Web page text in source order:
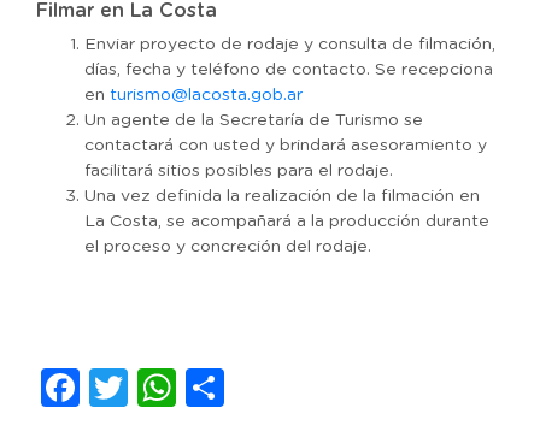
Filmar en La Costa
Enviar proyecto de rodaje y consulta de filmación,
días, fecha y teléfono de contacto. Se recepciona
en turismo@lacosta.gob.ar
Un agente de la Secretaría de Turismo se
contactará con usted y brindará asesoramiento y
facilitará sitios posibles para el rodaje.
Una vez definida la realización de la filmación en
La Costa, se acompañará a la producción durante
el proceso y concreción del rodaje.
Facebook
TwitterWhatsApp